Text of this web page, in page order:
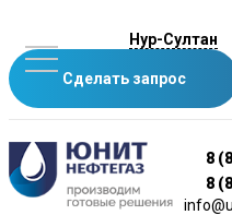
8
8
Нур-Султан
Сделать запрос